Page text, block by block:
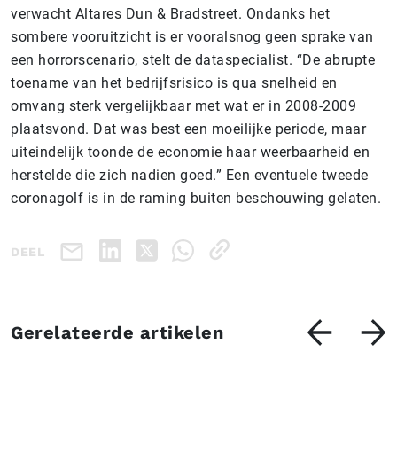
verwacht Altares Dun & Bradstreet. Ondanks het
sombere vooruitzicht is er vooralsnog geen sprake van
een horrorscenario, stelt de dataspecialist. “De abrupte
toename van het bedrijfsrisico is qua snelheid en
omvang sterk vergelijkbaar met wat er in 2008-2009
plaatsvond. Dat was best een moeilijke periode, maar
uiteindelijk toonde de economie haar weerbaarheid en
herstelde die zich nadien goed.” Een eventuele tweede
coronagolf is in de raming buiten beschouwing gelaten.
DEEL
Gerelateerde artikelen